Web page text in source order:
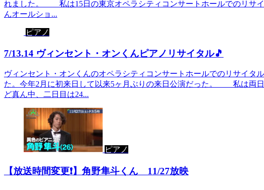
れました。 私は15日の東京オペラシティコンサートホールでのリサ
んオールショ...
ピアノ
7/13.14 ヴィンセント・オンくんピアノリサイタル🎵
ヴィンセント・オンくんのオペラシティコンサートホールでのリサイタ
た。今年2月に初来日して以来5ヶ月ぶりの来日公演だった。 私は両日
ど真ん中、二日目は24...
ピアノ
【放送時間変更❗️】角野隼斗くん 11/27放映